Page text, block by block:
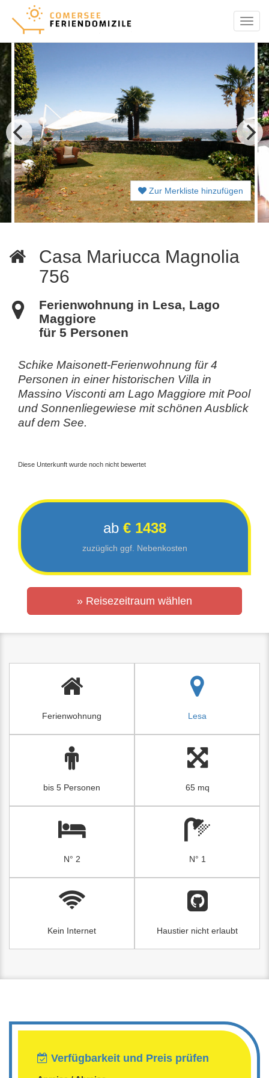
Menu
Zur Merkliste hinzufügen
Casa Mariucca Magnolia
756
Ferienwohnung in Lesa, Lago
Maggiore
für 5 Personen
Schike Maisonett-Ferienwohnung für 4
Personen in einer historischen Villa in
Massino Visconti am Lago Maggiore mit Pool
und Sonnenliegewiese mit schönen Ausblick
auf dem See.
Diese Unterkunft wurde noch nicht bewertet
ab € 1438
zuzüglich ggf. Nebenkosten
» Reisezeitraum wählen
Ferienwohnung Lesa
bis 5 Personen 65 mq
N° 2 N° 1
Kein Internet Haustier nicht erlaubt
Verfügbarkeit und Preis prüfen